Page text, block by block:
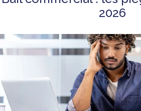
2026